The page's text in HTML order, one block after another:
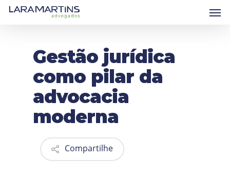
Skip
Gestão jurídica
como pilar da
advocacia
moderna
Compartilhe